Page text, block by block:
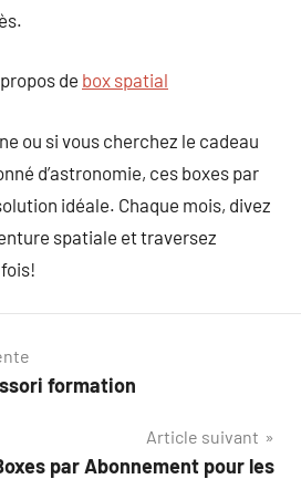
de box spatial
ou si vous cherchez le cadeau
d’astronomie, ces boxes par
idéale. Chaque mois, divez
spatiale et traversez
formation
Article suivant
par Abonnement pour les